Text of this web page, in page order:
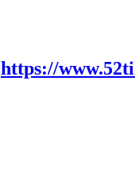
https://